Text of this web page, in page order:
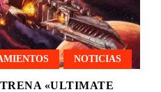
NOTICIAS
«ULTIMATE